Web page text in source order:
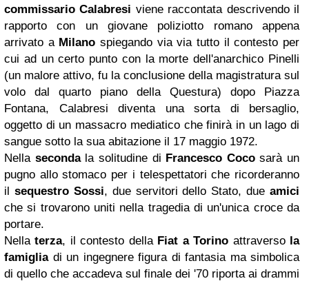
commissario Calabresi viene raccontata descrivendo il
rapporto con un giovane poliziotto romano appena
arrivato a Milano spiegando via via tutto il contesto per
cui ad un certo punto con la morte dell'anarchico Pinelli
(un malore attivo, fu la conclusione della magistratura sul
volo dal quarto piano della Questura) dopo Piazza
Fontana, Calabresi diventa una sorta di bersaglio,
oggetto di un massacro mediatico che finirà in un lago di
sangue sotto la sua abitazione il 17 maggio 1972.
Nella secondala solitudine di Francesco Cocosarà un
pugno allo stomaco per i telespettatori che ricorderanno
il sequestro Sossi, due servitori dello Stato, due amici
che si trovarono uniti nella tragedia di un'unica croce da
portare.
Nellaterza, il contesto della Fiat a Torino attraverso la
famigliadi un ingegnere figura di fantasia ma simbolica
di quello che accadeva sul finale dei '70 riporta ai drammi